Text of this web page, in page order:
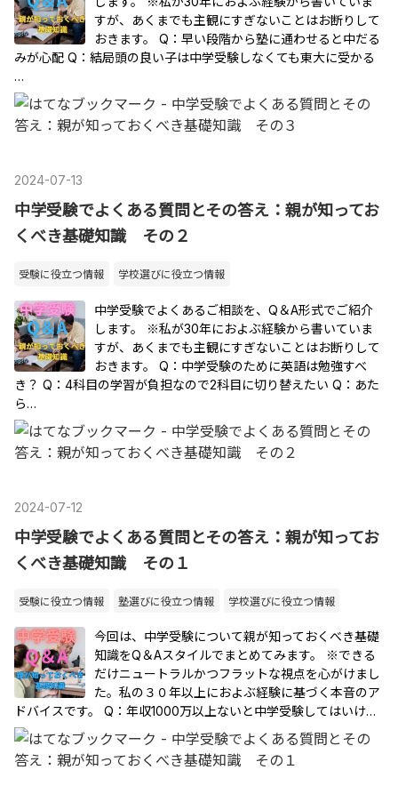
すが、あくまでも主観にすぎないことはお断りして
おきます。 Q：早い段階から塾に通わせると中だる
みが心配 Q：結局頭の良い子は中学受験しなくても東大に受かる
…
2024-07-13
中学受験でよくある質問とその答え：親が知ってお
くべき基礎知識 その２
受験に役立つ情報 学校選びに役立つ情報
中学受験でよくあるご相談を、Q＆A形式でご紹介
します。 ※私が30年におよぶ経験から書いていま
すが、あくまでも主観にすぎないことはお断りして
おきます。 Q：中学受験のために英語は勉強すべ
き？ Q：4科目の学習が負担なので2科目に切り替えたい Q：あた
ら…
2024-07-12
中学受験でよくある質問とその答え：親が知ってお
くべき基礎知識 その１
受験に役立つ情報 塾選びに役立つ情報 学校選びに役立つ情報
今回は、中学受験について親が知っておくべき基礎
知識をQ＆Aスタイルでまとめてみます。 ※できる
だけニュートラルかつフラットな視点を心がけまし
た。私の３０年以上におよぶ経験に基づく本音のア
ドバイスです。 Q：年収1000万以上ないと中学受験してはいけ…